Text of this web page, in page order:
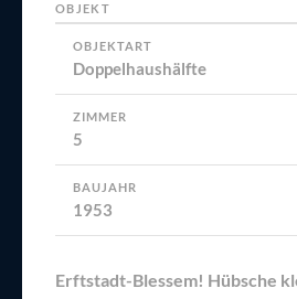
OBJEKT
OBJEKTART
Doppelhaushälfte
ZIMMER
5
BAUJAHR
1953
Erftstadt-Blessem! Hübsche